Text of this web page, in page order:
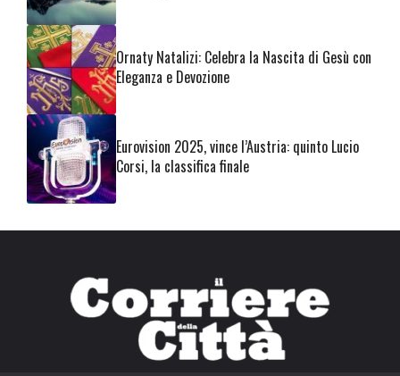
Ornaty Natalizi: Celebra la Nascita di Gesù con
Eleganza e Devozione
Eurovision 2025, vince l’Austria: quinto Lucio
Corsi, la classifica finale